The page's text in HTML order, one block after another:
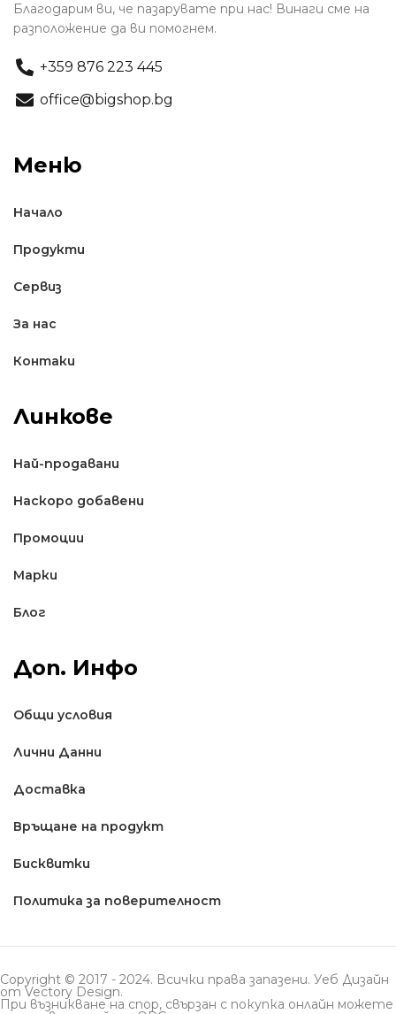
Благодарим ви, че пазарувате при нас! Винаги сме на
разположение да ви помогнем.
+359 876 223 445
office@bigshop.bg
Меню
Начало
Продукти
Сервиз
За нас
Контаки
Линкове
Най-продавани
Наскоро добавени
Промоции
Марки
Блог
Доп. Инфо
Общи условия
Лични Данни
Доставкa
Връщане на продукт
Бисквитки
Политика за поверителност
Copyright © 2017 - 2024. Всички права запазени. Уеб Дизайн
от Vectory Design.
При възникване на спор, свързан с покупка онлайн можете